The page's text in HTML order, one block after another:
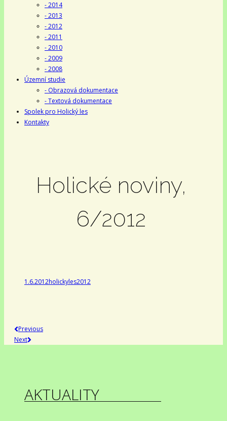
- 2014
- 2013
- 2012
- 2011
- 2010
- 2009
- 2008
Územní studie
- Obrazová dokumentace
- Textová dokumentace
Spolek pro Holický les
Kontakty
Holické noviny,
6/2012
1.6.2012holickyles2012
Previous
Next
AKTUALITY